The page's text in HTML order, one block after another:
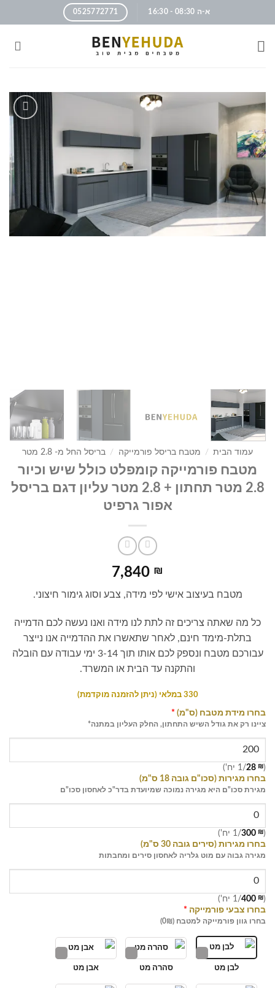
א-ה 08:30 - 16:30 0525772771
הוסף
לרשימה
שלי
עמוד הבית / מטבח בריסל פורמייקה / בריסל החל מ- 2.8 מטר
מטבח פורמייקה קומפלט כולל שיש וכיור
2.8 מטר תחתון + 2.8 מטר עליון דגם בריסל
אפור גרפיט
7,840 ₪
מטבח בעיצוב אישי לפי מידה, צבע וסוג גימור חיצוני.
כל מה שאתה צריכים זה לתת לנו מידה ואנו נעשה לכם הדמייה
בתלת-מימד חינם, לאחר שתאשרו את ההדמייה אנו נייצר
עבורכם מטבח ונספק לכם אותו תוך 3-14 ימי עבודה עם הובלה
והתקנה עד הבית או המשרד.
330 במלאי (ניתן להזמנה מוקדמת)
בחרו מידת מטבח (ס"מ) *
ציינו רק את גודל השיש התחתון, החלק העליון במתנה*
(
28 ₪
/1 יח')
בחרו מגירות (סכו"ם גובה 18 ס"מ)
מגירת סכו"ם היא מגירה נמוכה שמיועדת בדר"כ לאחסון סכו"ם
(
300 ₪
/1 יח')
בחרו מגירות (סירים גובה 30 ס"מ)
מגירה גבוה עם מוט גלריה לאחסון סירים ומחבתות
(
400 ₪
/1 יח')
בחרו צבעי פורמייקה *
בחרו גוון פורמייקה למטבח (0₪)
לבן מט סהרה מט אבן מט